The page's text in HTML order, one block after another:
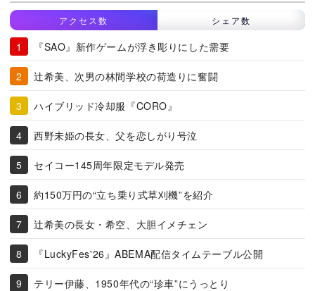
アクセス数 シェア数
『SAO』新作ゲームが浮き彫りにした需要
辻希美、次男の林間学校の荷造りに奮闘
ハイブリッド冷却服『CORO』
西野未姫の長女、父を恋しがり号泣
セイコー145周年限定モデル発売
約150万円の“立ち乗り式草刈機”を紹介
辻希美の長女・希空、大胆イメチェン
『LuckyFes'26』ABEMA配信タイムテーブル公開
テリー伊藤、1950年代の“珍車”にうっとり